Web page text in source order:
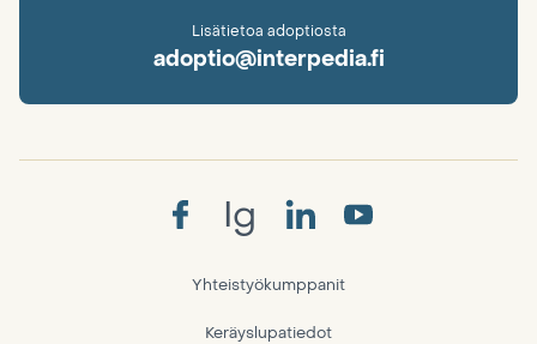
Lisätietoa adoptiosta
adoptio@interpedia.fi
Ig
Yhteistyökumppanit
Keräyslupatiedot